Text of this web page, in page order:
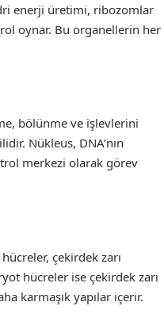
enerji üretimi, ribozomlar
oynar. Bu organellerin her
bölünme ve işlevlerini
Nükleus, DNA’nın
merkezi olarak görev
çekirdek zarı
hücreler ise çekirdek zarı
karmaşık yapılar içerir.